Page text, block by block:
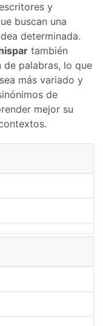
y
buscan una
determinada.
también
palabras, lo que
más variado y
de
mejor su